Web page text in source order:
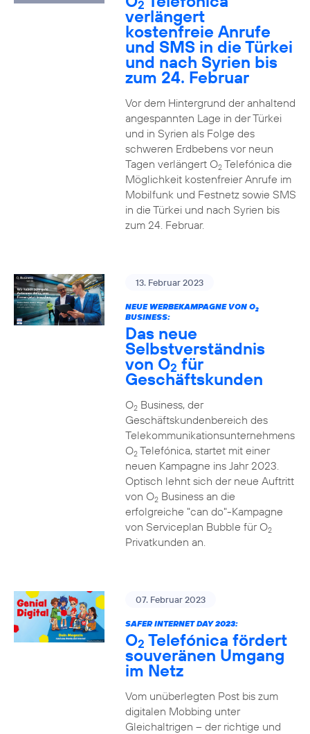
2
verlängert
kostenfreie Anrufe
und SMS in die Türkei
und nach Syrien bis
zum 24. Februar
Vor dem Hintergrund der anhaltend
angespannten Lage in der Türkei
und in Syrien als Folge des
schweren Erdbebens vor neun
Tagen verlängert O2Telefónica die
Möglichkeit kostenfreier Anrufe im
Mobilfunk und Festnetz sowie SMS
in die Türkei und nach Syrien bis
zum 24. Februar.
13. Februar 2023
NEUE WERBEKAMPAGNE VON O2
BUSINESS:
Das neue
Selbstverständnis
von O2 für
Geschäftskunden
O2Business, der
Geschäftskundenbereich des
Telekommunikationsunternehmens
O2Telefónica, startet mit einer
neuen Kampagne ins Jahr 2023.
Optisch lehnt sich der neue Auftritt
von O2Business an die
erfolgreiche "can do"-Kampagne
von Serviceplan Bubble für O2
Privatkunden an.
07. Februar 2023
SAFER INTERNET DAY 2023:
O2 Telefónica fördert
souveränen Umgang
im Netz
Vom unüberlegten Post bis zum
digitalen Mobbing unter
Gleichaltrigen – der richtige und